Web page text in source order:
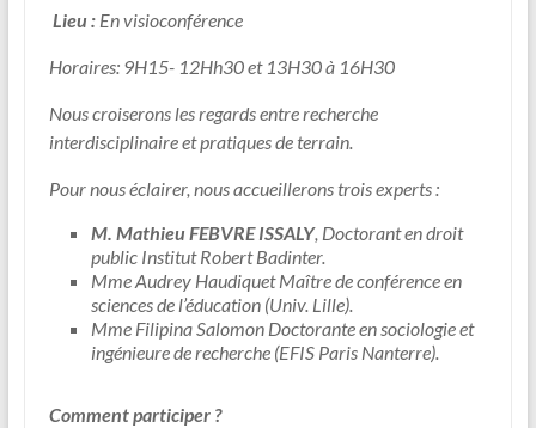
Lieu :En visioconférence
Horaires: 9H15- 12Hh30 et 13H30 à 16H30
Nous croiserons les regards entre recherche
interdisciplinaire et pratiques de terrain.
Pour nous éclairer, nous accueillerons trois experts :
M. Mathieu FEBVRE ISSALY, Doctorant en droit
public Institut Robert Badinter.
Mme Audrey Haudiquet Maître de conférence en
sciences de l’éducation (Univ. Lille).
Mme Filipina Salomon Doctorante en sociologie et
ingénieure de recherche (EFIS Paris Nanterre).
Comment participer ?